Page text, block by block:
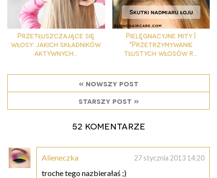
Przetłuszczające się
włosy: jakich składników
aktywnych...
Pielęgnacyjne mity |
"Przetrzymywanie
tłustych włosów r...
« nowszy post
starszy post »
52 komentarze
Alieneczka 27 stycznia 2013 14:20
troche tego nazbierałaś ;)